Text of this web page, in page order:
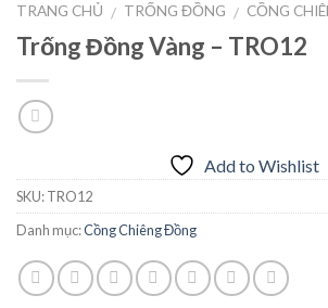
TRANG CHỦ / TRỐNG ĐỒNG / CỒNG
Trống Đồng Vàng – TRO12
Add to Wishlist
SKU:TRO12
Danh mục:Cồng Chiêng Đồng